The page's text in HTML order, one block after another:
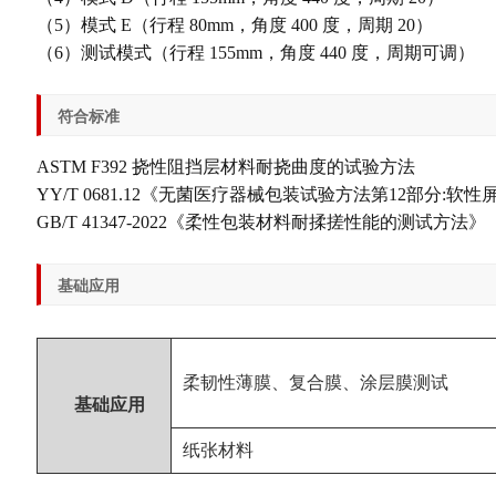
（5）模式 E（行程 80mm，角度 400 度，周期 20）
（6）测试模式（行程 155mm，角度 440 度，周期可调）
符合标准
ASTM F392 挠性阻挡层材料耐挠曲度的试验方法
YY/T 0681.12《无菌医疗器械包装试验方法第12部分:软性
GB/T 41347-2022《柔性包装材料耐揉搓性能的测试方法》
基础应用
基础应用
柔韧性薄膜、复合膜、涂层膜测试
纸张材料